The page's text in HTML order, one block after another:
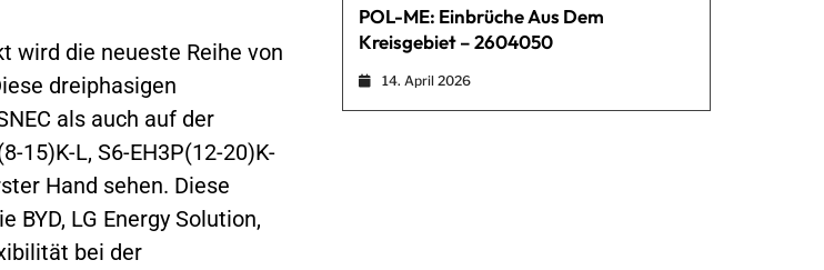
wird die neueste Reihe von
dreiphasigen
als auch auf der
15)K-L, S6-EH3P(12-20)K-
Hand sehen. Diese
LG Energy Solution,
bei der
POL-ME: Einbrüche Aus Dem
Kreisgebiet – 2604050
14. April 2026